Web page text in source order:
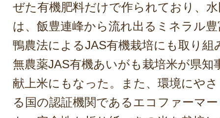
ぜた有機肥料だけで作られており、
は、飯豊連峰から流れ出るミネラル
鴨農法によるJAS有機栽培にも取り組
無農薬JAS有機あいがも栽培米が県知
献上米にもなった。また、環境にや
る国の認証機関であるエコファーマ